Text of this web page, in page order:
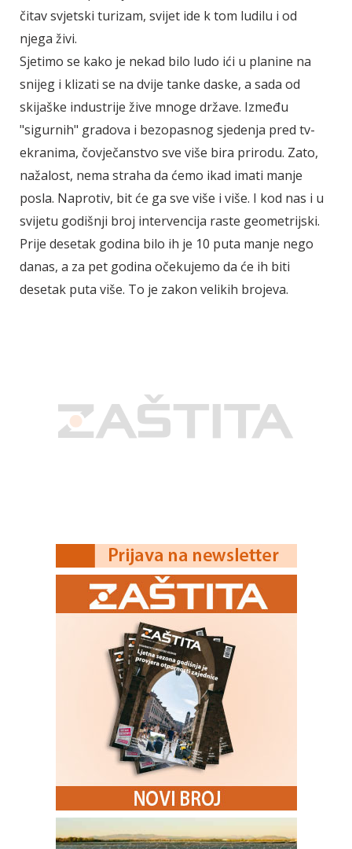
čitav svjetski turizam, svijet ide k tom ludilu i od
njega živi.
Sjetimo se kako je nekad bilo ludo ići u planine na
snijeg i klizati se na dvije tanke daske, a sada od
skijaške industrije žive mnoge države. Između
"sigurnih" gradova i bezopasnog sjedenja pred tv-
ekranima, čovječanstvo sve više bira prirodu. Zato,
nažalost, nema straha da ćemo ikad imati manje
posla. Naprotiv, bit će ga sve više i više. I kod nas i u
svijetu godišnji broj intervencija raste geometrijski.
Prije desetak godina bilo ih je 10 puta manje nego
danas, a za pet godina očekujemo da će ih biti
desetak puta više. To je zakon velikih brojeva.